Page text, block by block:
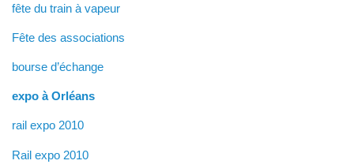
fête du train à vapeur
Fête des associations
bourse d’échange
expo à Orléans
rail expo 2010
Rail expo 2010